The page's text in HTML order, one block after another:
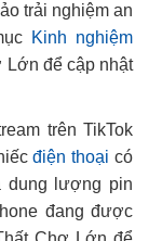
trải nghiệm an
Kinh nghiệm
Lớn để cập nhật
trên TikTok
điện thoại có
dung lượng pin
đang được